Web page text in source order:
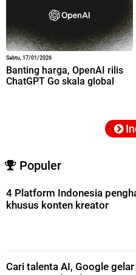
Sabtu, 17/01/2026
Banting harga, OpenAI rilis
ChatGPT Go skala global
Populer
4 Platform Indonesia
khusus konten kreator
Cari talenta AI, Google